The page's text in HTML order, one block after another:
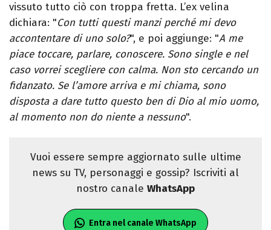
vissuto tutto ciò con troppa fretta. L’ex velina
dichiara: "Con tutti questi manzi perché mi devo
accontentare di uno solo?", e poi aggiunge: "A me
piace toccare, parlare, conoscere. Sono single e nel
caso vorrei scegliere con calma. Non sto cercando un
fidanzato. Se l’amore arriva e mi chiama, sono
disposta a dare tutto questo ben di Dio al mio uomo,
al momento non do niente a nessuno".
Vuoi essere sempre aggiornato sulle ultime
news su TV, personaggi e gossip? Iscriviti al
nostro canale WhatsApp
Entra nel canale WhatsApp